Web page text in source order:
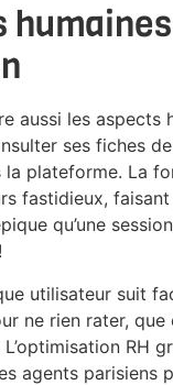
aussi les aspects
ses fiches
plateforme. La
fastidieux,
qu’une
utilisateur suit
ne rien rater,
RH
agents